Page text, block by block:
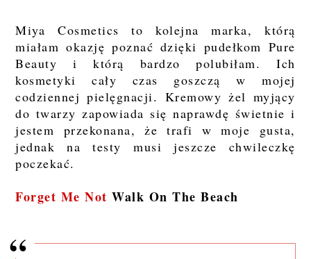
Miya Cosmetics to kolejna marka, którą
miałam okazję poznać dzięki pudełkom Pure
Beauty i którą bardzo polubiłam. Ich
kosmetyki cały czas goszczą w mojej
codziennej pielęgnacji. Kremowy żel myjący
do twarzy zapowiada się naprawdę świetnie i
jestem przekonana, że trafi w moje gusta,
jednak na testy musi jeszcze chwileczkę
poczekać.
Forget Me Not Walk On The Beach